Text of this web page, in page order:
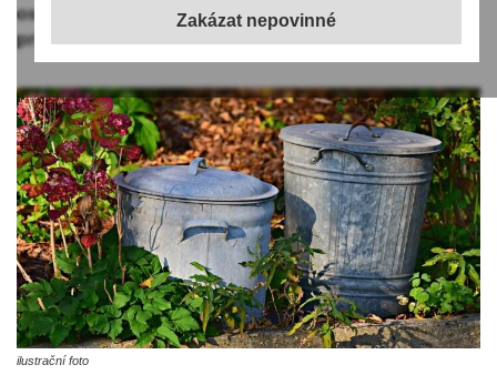
osm procent. Novinářům to dnes řekl náměstek
primátora Štěpán Matek (KDU-ČSL).
ilustrační foto